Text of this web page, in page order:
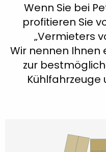
Wenn Sie bei
profitieren Sie
„Vermieters
Wir nennen Ihnen
zur
Kühlfahrzeuge